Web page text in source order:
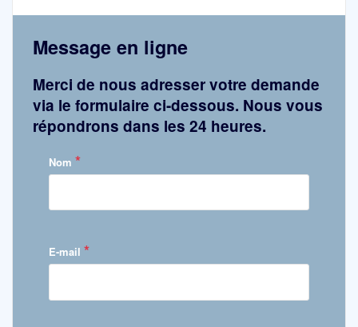
Message en ligne
Merci de nous adresser votre demande
via le formulaire ci-dessous. Nous vous
répondrons dans les 24 heures.
Nom *
E-mail *